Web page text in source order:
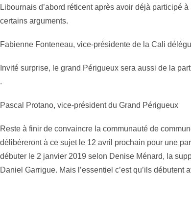
Libournais d’abord réticent après avoir déjà participé
certains arguments.
Fabienne Fonteneau, vice-présidente de la Cali
Invité surprise, le grand Périgueux sera aussi de la
.
Pascal Protano, vice-président du Grand Périgueux
Reste à finir de convaincre la communauté de
délibéreront à ce sujet le 12 avril prochain pour une
débuter le 2 janvier 2019 selon Denise Ménard, la
Daniel Garrigue. Mais l’essentiel c’est qu’ils